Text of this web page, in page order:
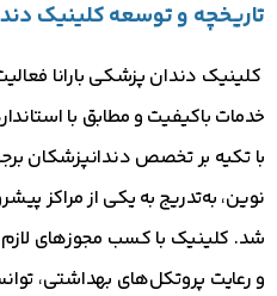
تاریخچه و توسعه کلینیک
کلینیک دندان پزشکی بارانا
خدمات باکیفیت و مطابق با
با تکیه بر تخصص دندانپزشکان
نوین، به‌تدریج به یکی از مراکز
شد. کلینیک با کسب مجوزهای
و رعایت پروتکل‌های بهداشتی،